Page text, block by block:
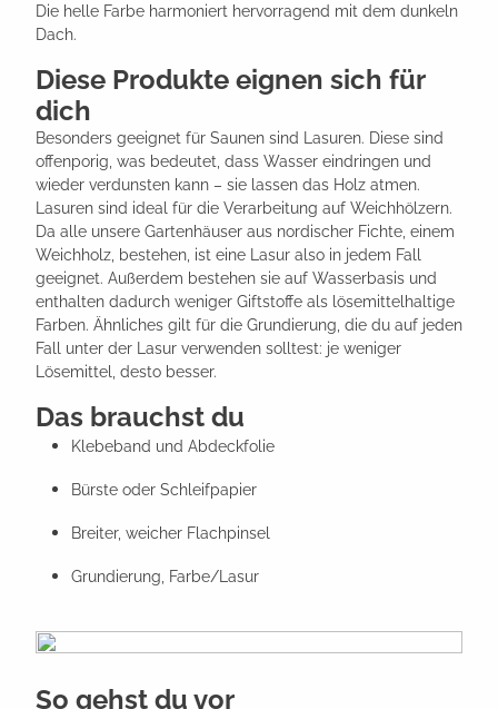
Die helle Farbe harmoniert hervorragend mit dem dunkeln
Dach.
Diese Produkte eignen sich für
dich
Besonders geeignet für Saunen sind Lasuren. Diese sind
offenporig, was bedeutet, dass Wasser eindringen und
wieder verdunsten kann – sie lassen das Holz atmen.
Lasuren sind ideal für die Verarbeitung auf Weichhölzern.
Da alle unsere Gartenhäuser aus nordischer Fichte, einem
Weichholz, bestehen, ist eine Lasur also in jedem Fall
geeignet. Außerdem bestehen sie auf Wasserbasis und
enthalten dadurch weniger Giftstoffe als lösemittelhaltige
Farben. Ähnliches gilt für die Grundierung, die du auf jeden
Fall unter der Lasur verwenden solltest: je weniger
Lösemittel, desto besser.
Das brauchst du
Klebeband und Abdeckfolie
Bürste oder Schleifpapier
Breiter, weicher Flachpinsel
Grundierung, Farbe/Lasur
So gehst du vor